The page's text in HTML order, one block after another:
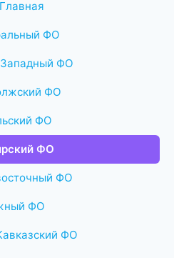
ФО
ФО
ФО
ФО
ФО
ФО
ФО
ФО